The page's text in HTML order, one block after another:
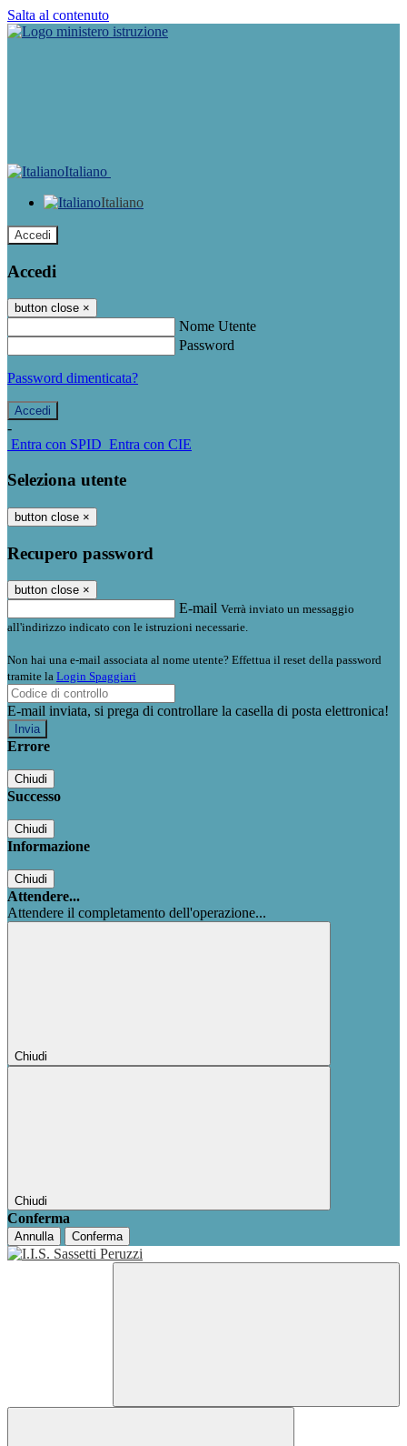
Salta al contenuto
Italiano
Italiano
Accedi
Accedi
button close ×
Nome Utente
Password
Password dimenticata?
-
Entra con SPID Entra con CIE
Seleziona utente
button close ×
Recupero password
button close ×
E-mail Verrà inviato un messaggio
all'indirizzo indicato con le istruzioni necessarie.
Non hai una e-mail associata al nome utente? Effettua il reset della password
tramite la Login Spaggiari
E-mail inviata, si prega di controllare la casella di posta elettronica!
Errore
Chiudi
Successo
Chiudi
Informazione
Chiudi
Attendere...
Attendere il completamento dell'operazione...
Chiudi
Chiudi
Conferma
Annulla Conferma